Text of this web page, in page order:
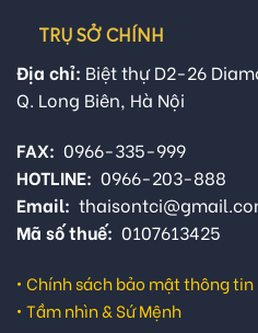
TRỤ SỞ CHÍNH
Địa chỉ: Biệt thự D2-26
Q. Long Biên, Hà Nội
FAX: 0966-335-999
HOTLINE: 0966-203-888
Email:
Mã số thuế: 0107613425
• Chính sách bảo mật thông tin
• Tầm nhìn & Sứ Mệnh